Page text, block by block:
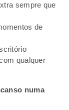
sempre que
de
qualquer
numa